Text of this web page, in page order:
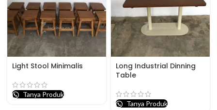
Light Stool Minimalis
Tanya Produk
Long Industrial Dinning
Table
Tanya Produk